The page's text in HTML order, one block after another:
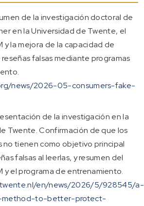
de la investigación doctoral de
en la Universidad de Twente, el
y la mejora de la capacidad de
falsas mediante programas
news/2026-05-consumers-fake-
de la investigación en la
Twente. Confirmación de que los
no tienen como objetivo principal
falsas al leerlas, y resumen del
y el programa de entrenamiento.
en/news/2026/5/928545/a-
method-to-better-protect-